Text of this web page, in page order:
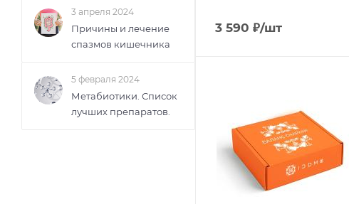
3 590 ₽/шт
3 апреля 2024
Причины и лечение
спазмов кишечника
5 февраля 2024
Метабиотики. Список
лучших препаратов.